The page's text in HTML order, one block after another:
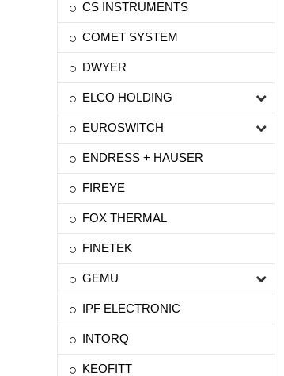
CS INSTRUMENTS
COMET SYSTEM
DWYER
ELCO HOLDING
EUROSWITCH
ENDRESS + HAUSER
FIREYE
FOX THERMAL
FINETEK
GEMU
IPF ELECTRONIC
INTORQ
KEOFITT